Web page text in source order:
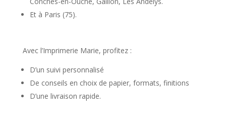
Et à Paris (75).
Avec l’Imprimerie Marie, profitez :
D’un suivi personnalisé
De conseils en choix de papier, formats, finitions
D’une livraison rapide.